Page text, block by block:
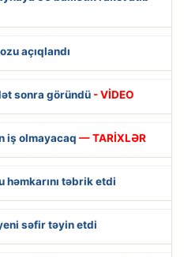
açıqlandı
sonra göründü - VİDEO
iş olmayacaq — TARİXLƏR
təbrik etdi
səfir təyin etdi